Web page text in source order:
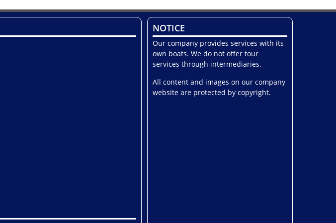
NOTICE
Our company provides services with its
own boats. We do not offer tour
services through intermediaries.
All content and images on our company
website are protected by copyright.